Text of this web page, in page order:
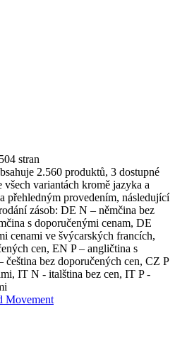
stran
2.560 produktů, 3 dostupné
variantách kromě jazyka a
přehledným provedením, následující
zásob: DE N – němčina bez
s doporučenými cenam, DE
cenami ve švýcarských francích,
cen, EN P – angličtina s
bez doporučených cen, CZ P
IT N - italština bez cen, IT P -
Movement